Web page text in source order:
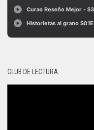
CLUB DE LECTURA